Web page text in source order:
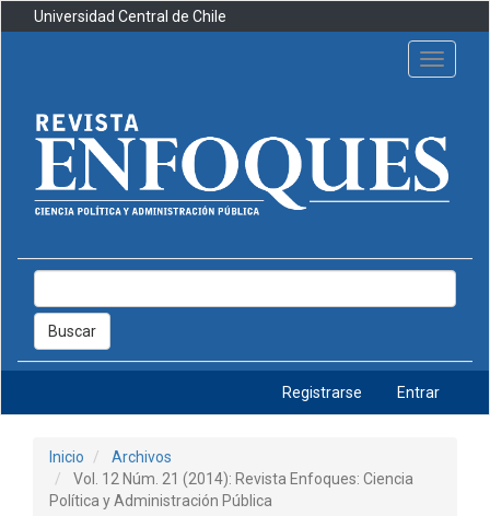
Navegación
principal
lateral
Universidad Central de Chile
Toggle
Buscar
Registrarse Entrar
Inicio
Archivos
Vol. 12 Núm. 21 (2014): Revista Enfoques: Ciencia
Política y Administración Pública